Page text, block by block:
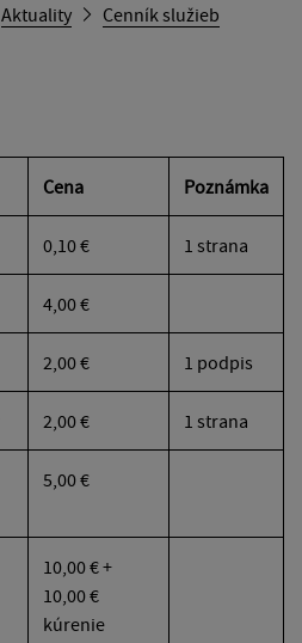
Aktuality Cenník služieb
Cena Poznámka
0,10 € 1 strana
4,00 €
2,00 € 1 podpis
2,00 € 1 strana
5,00 €
10,00 € +
10,00 €
kúrenie